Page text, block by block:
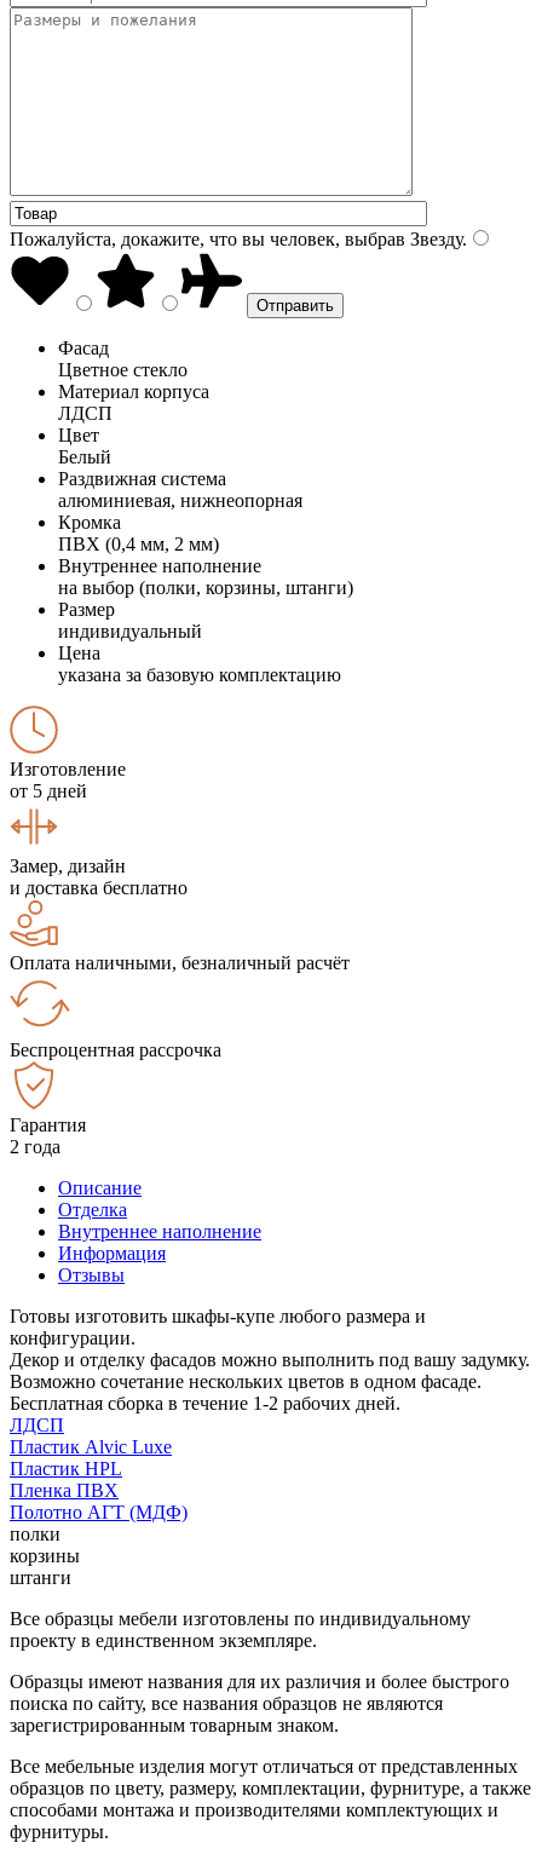
Пожалуйста, докажите, что вы человек, выбрав Звезду.
Фасад
Цветное стекло
Материал корпуса
ЛДСП
Цвет
Белый
Раздвижная система
алюминиевая, нижнеопорная
Кромка
ПВХ (0,4 мм, 2 мм)
Внутреннее наполнение
на выбор (полки, корзины, штанги)
Размер
индивидуальный
Цена
указана за базовую комплектацию
Изготовление
от 5 дней
Замер, дизайн
и доставка бесплатно
Оплата наличными, безналичный расчёт
Беспроцентная рассрочка
Гарантия
2 года
Описание
Отделка
Внутреннее наполнение
Информация
Отзывы
Готовы изготовить шкафы-купе любого размера и
конфигурации.
Декор и отделку фасадов можно выполнить под вашу задумку.
Возможно сочетание нескольких цветов в одном фасаде.
Бесплатная сборка в течение 1-2 рабочих дней.
ЛДСП
Пластик Alvic Luxe
Пластик HPL
Пленка ПВХ
Полотно АГТ (МДФ)
полки
корзины
штанги
Все образцы мебели изготовлены по индивидуальному
проекту в единственном экземпляре.
Образцы имеют названия для их различия и более быстрого
поиска по сайту, все названия образцов не являются
зарегистрированным товарным знаком.
Все мебельные изделия могут отличаться от представленных
образцов по цвету, размеру, комплектации, фурнитуре, а также
способами монтажа и производителями комплектующих и
фурнитуры.